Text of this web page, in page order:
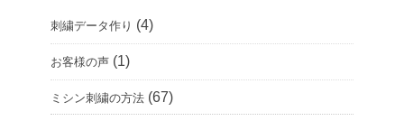
ブ
刺繍データ作り (4)
お客様の声 (1)
ミシン刺繍の方法 (67)